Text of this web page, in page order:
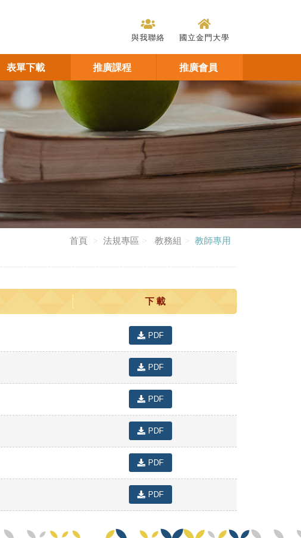
與我聯絡 國立金門大學
表單下載 推廣課程 推廣會員
首頁 法規專區 教務組 教師專用
下 載
PDF
PDF
PDF
PDF
PDF
PDF